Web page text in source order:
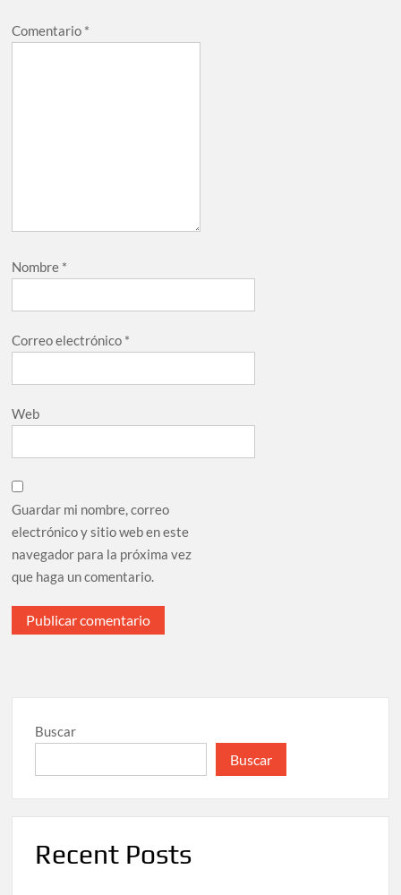
Comentario *
Nombre *
Correo electrónico *
Web
Guardar mi nombre, correo
electrónico y sitio web en este
navegador para la próxima vez
que haga un comentario.
Buscar
Buscar
Recent Posts